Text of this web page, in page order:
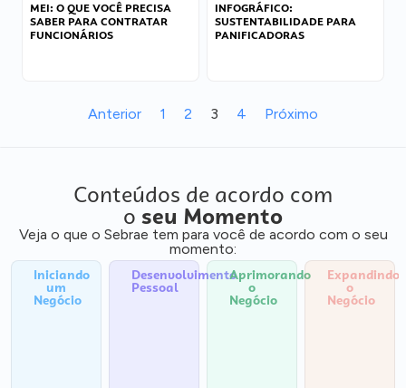
MEI: O QUE VOCÊ PRECISA
SABER PARA CONTRATAR
FUNCIONÁRIOS
INFOGRÁFICO:
SUSTENTABILIDADE PARA
PANIFICADORAS
Anterior 1 2 3 4 Próximo
Conteúdos de acordo com
o seu Momento
Veja o que o Sebrae tem para você de acordo com o seu
momento:
Iniciando
um
Negócio
Desenvolvimento
Pessoal
Aprimorando
o
Negócio
Expandindo
o
Negócio